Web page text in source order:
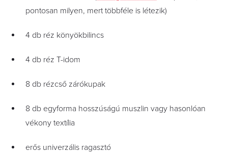
pontosan milyen, mert többféle is létezik)
4 db réz könyökbilincs
4 db réz T-idom
8 db rézcső zárókupak
8 db egyforma hosszúságú muszlin vagy hasonlóan
vékony textília
erős univerzális ragasztó